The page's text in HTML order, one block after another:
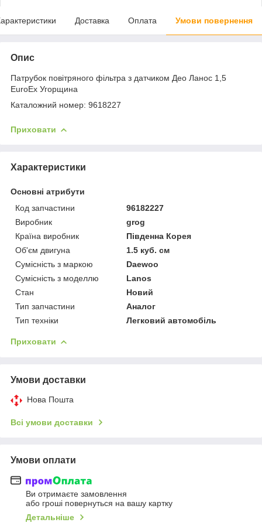
Доставка Оплата Умови повернення
Опис
Патрубок повітряного фільтра з датчиком Део Ланос 1,5
EuroEx Угорщина
Каталожний номер: 9618227
Приховати
Характеристики
Основні атрибути
Код запчастини
96182227
Виробник
grog
Країна виробник
Південна Корея
Об'єм двигуна
1.5 куб. см
Сумісність з маркою
Daewoo
Сумісність з моделлю
Lanos
Стан
Новий
Тип запчастини
Аналог
Тип техніки
Легковий автомобіль
Приховати
Умови доставки
Нова Пошта
Всі умови доставки
Умови оплати
Ви отримаєте замовлення
або гроші повернуться на вашу картку
Детальніше